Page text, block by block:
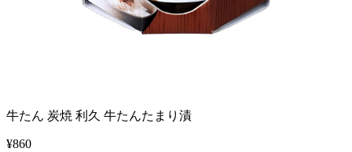
牛たん 炭焼 利久 牛たんたまり漬
¥860